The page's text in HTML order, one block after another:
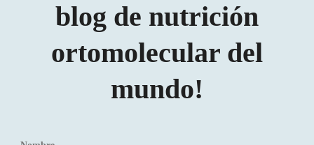
blog de nutrición
ortomolecular del
mundo!